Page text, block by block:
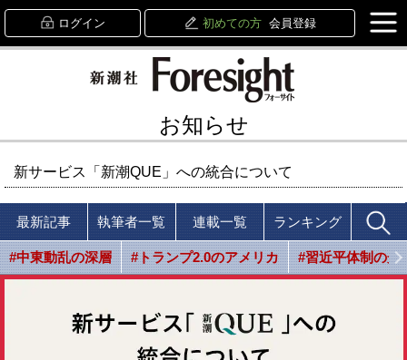
ログイン 初めての方 会員登録
お知らせ
新サービス「新潮QUE」への統合について
最新記事 執筆者一覧 連載一覧 ランキング
#中東動乱の深層 #トランプ2.0のアメリカ #習近平体制の光